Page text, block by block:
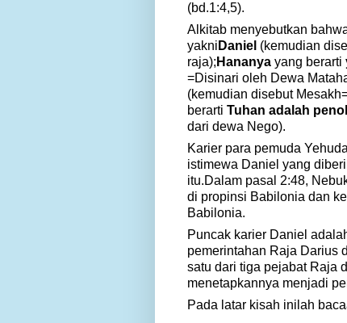
(bd.1:4,5).
Alkitab menyebutkan
yakni Daniel (kemudian
raja); Hananya yang berarti
=Disinari oleh Dewa
(kemudian disebut
berarti Tuhan adalah
dari dewa Nego).
Karier para pemuda
istimewa Daniel yang
itu.Dalam pasal 2:48,
di propinsi Babilonia dan
Babilonia.
Puncak karier Daniel
pemerintahan Raja Darius
satu dari tiga pejabat Raja
menetapkannya menjadi
Pada latar kisah inilah